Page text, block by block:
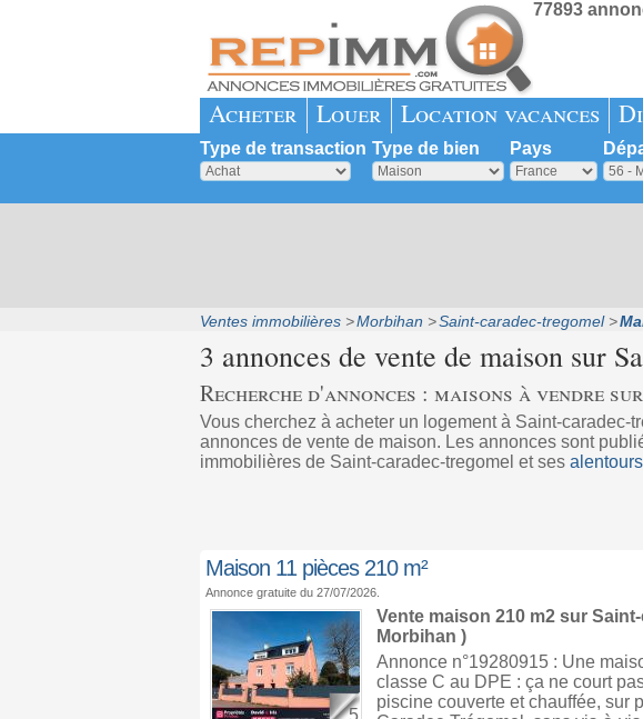
77893
Acheter Louer Location vacances
Type de transaction Type de bien Pays
Ventes immobilières Morbihan Saint-caradec-tregomel
3 annonces de vente de maison sur
Recherche d'annonces : maisons à vendre
Vous cherchez à acheter un logement à Saint-caradec-
annonces de vente de maison. Les annonces sont
immobilières de Saint-caradec-tregomel et ses alentours
Maison 11 pièces 210 m²
Annonce gratuite du 27/07/2026.
5
Vente maison 210 m2 sur
Morbihan )
Annonce n°19280915 : Une
classe C au DPE : ça ne court
piscine couverte et chauffée, sur